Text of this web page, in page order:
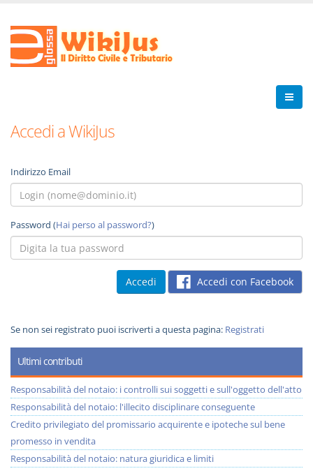
Accedi a WikiJus
Indirizzo Email
Password (Hai perso al password?)
Accedi con Facebook
Se non sei registrato puoi iscriverti a questa pagina: Registrati
Ultimi contributi
Responsabilità del notaio: i controlli sui soggetti e sull'oggetto dell'atto
Responsabilità del notaio: l'illecito disciplinare conseguente
Credito privilegiato del promissario acquirente e ipoteche sul bene
promesso in vendita
Responsabilità del notaio: natura giuridica e limiti